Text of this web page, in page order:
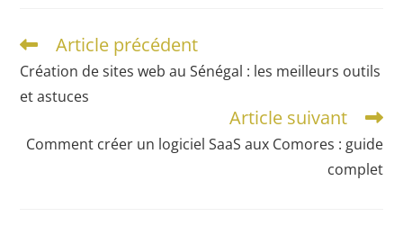
Article précédent
Création de sites web au Sénégal : les meilleurs outils
et astuces
Article suivant
Comment créer un logiciel SaaS aux Comores : guide
complet